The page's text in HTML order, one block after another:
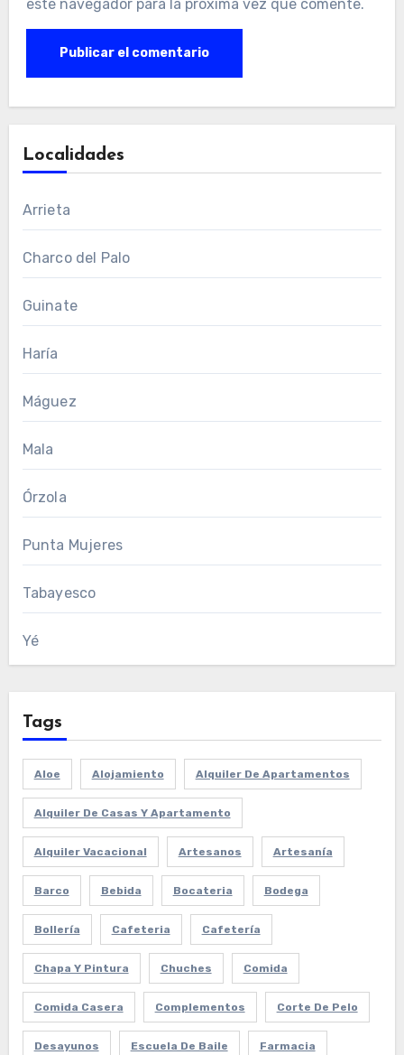
este navegador para la próxima vez que comente.
Localidades
Arrieta
Charco del Palo
Guinate
Haría
Máguez
Mala
Órzola
Punta Mujeres
Tabayesco
Yé
Tags
Aloe Alojamiento Alquiler De Apartamentos
Alquiler De Casas Y Apartamento
Alquiler Vacacional Artesanos Artesanía
Barco Bebida Bocateria Bodega
Bollería Cafeteria Cafetería
Chapa Y Pintura Chuches Comida
Comida Casera Complementos Corte De Pelo
Desayunos Escuela De Baile Farmacia